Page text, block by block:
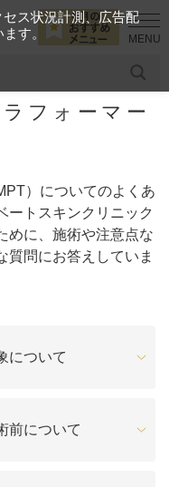
酸 リジュランアイ
メニュー
すすめのメニュー
ニックが
ルトラフォーマーMPT）
フォーマー
）についてのよくあ
ートスキンクリニック
めに、施術や注意点な
質問にお答えしていま
について
前について
ス状況計測、広告配
す。